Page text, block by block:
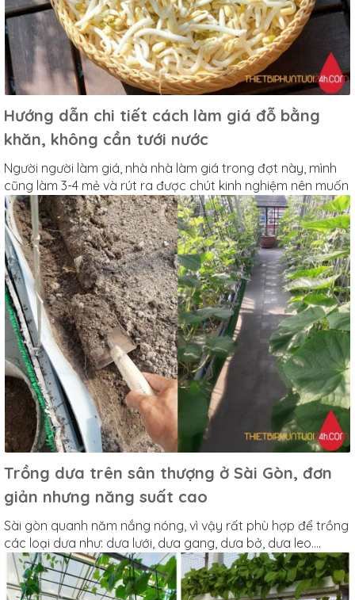
Hướng dẫn chi tiết cách làm giá đỗ bằng
khăn, không cần tưới nước
Người người làm giá, nhà nhà làm giá trong đợt này, mình
cũng làm 3-4 mẻ và rút ra được chút kinh nghiệm nên muốn
chia sẻ tới mọi người. Cách làm giá trắng và mập không
mất công tưới nước chỉ sau 2,5-3 ngày là thu hoạch
Trồng dưa trên sân thượng ở Sài Gòn, đơn
giản nhưng năng suất cao
Sài gòn quanh năm nắng nóng, vì vậy rất phù hợp để trồng
các loại dưa như: dưa lưới, dưa gang, dưa bở, dưa leo....